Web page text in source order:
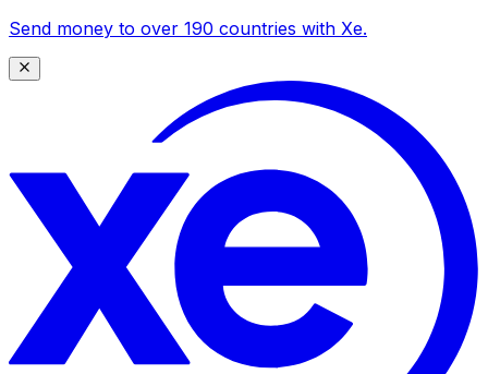
Send money to over 190 countries with Xe.